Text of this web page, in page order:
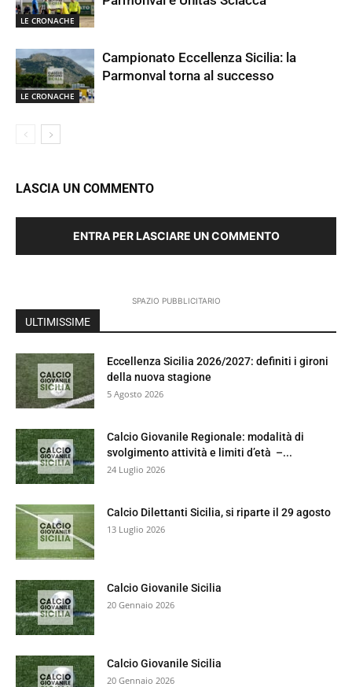
LE CRONACHE
LE CRONACHE
Campionato Eccellenza Sicilia: la
Parmonval torna al successo
LASCIA UN COMMENTO
ENTRA PER LASCIARE UN COMMENTO
SPAZIO PUBBLICITARIO
ULTIMISSIME
Eccellenza Sicilia 2026/2027: definiti i gironi
della nuova stagione
5 Agosto 2026
Calcio Giovanile Regionale: modalità di
svolgimento attività e limiti d’età –...
24 Luglio 2026
Calcio Dilettanti Sicilia, si riparte il 29 agosto
13 Luglio 2026
Calcio Giovanile Sicilia
20 Gennaio 2026
Calcio Giovanile Sicilia
20 Gennaio 2026